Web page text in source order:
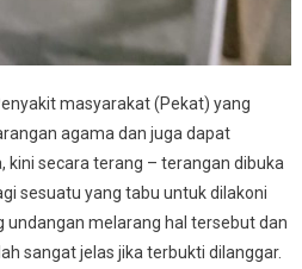
masyarakat (Pekat) yang
agama dan juga dapat
kini secara terang – terangan dibuka
sesuatu yang tabu untuk dilakoni
melarang hal tersebut dan
sangat jelas jika terbukti dilanggar.